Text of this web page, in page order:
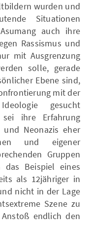
wurden und
Situationen
auch ihre
Rassismus und
mit Ausgrenzung
solle, gerade
Ebene sind,
mit der
gesucht
ihre Erfahrung
und Neonazis eher
und eigener
Gruppen
das Beispiel eines
als 12jähriger in
nicht in der Lage
Szene zu
endlich den